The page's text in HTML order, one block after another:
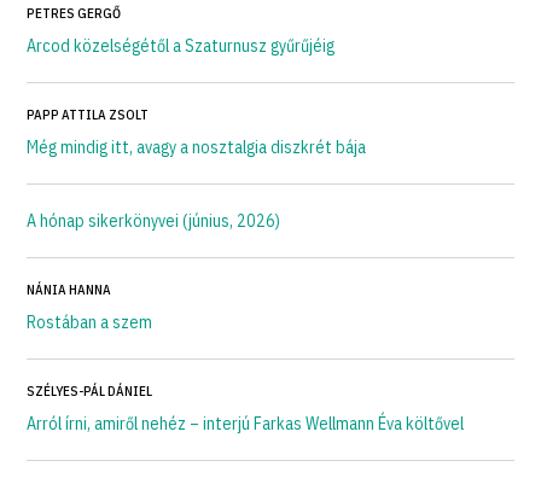
PETRES GERGŐ
Arcod közelségétől a Szaturnusz gyűrűjéig
PAPP ATTILA ZSOLT
Még mindig itt, avagy a nosztalgia diszkrét bája
A hónap sikerkönyvei (június, 2026)
NÁNIA HANNA
Rostában a szem
SZÉLYES-PÁL DÁNIEL
Arról írni, amiről nehéz – interjú Farkas Wellmann Éva költővel